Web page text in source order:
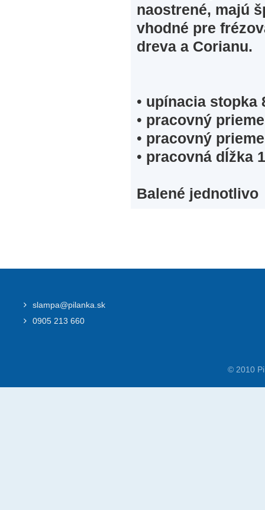
naostrené, majú
vhodné pre
dreva a Corianu.
• upínacia stopka
• pracovný
• pracovný
• pracovná dĺžka
Balené jednotlivo
slampa@pilanka.sk
0905 213 660
© 2010